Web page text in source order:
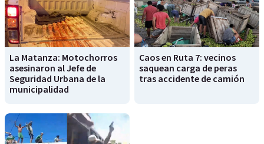
La Matanza: Motochorros
asesinaron al Jefe de
Seguridad Urbana de la
municipalidad
Caos en Ruta 7: vecinos
saquean carga de peras
tras accidente de camión